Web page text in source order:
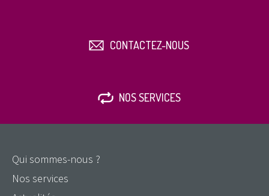
CONTACTEZ-NOUS
NOS SERVICES
Qui sommes-nous ?
Nos services